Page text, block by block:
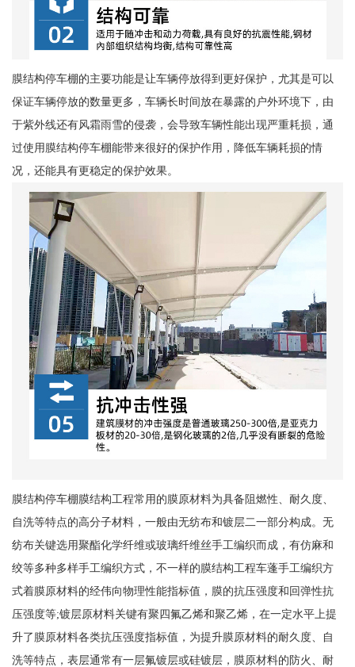
膜结构停车棚的主要功能是让车辆停放得到更好保护，尤其是可以
保证车辆停放的数量更多，车辆长时间放在暴露的户外环境下，由
于紫外线还有风霜雨雪的侵袭，会导致车辆性能出现严重耗损，通
过使用膜结构停车棚能带来很好的保护作用，降低车辆耗损的情
况，还能具有更稳定的保护效果。
膜结构停车棚膜结构工程常用的膜原材料为具备阻燃性、耐久度、
自洗等特点的高分子材料，一般由无纺布和镀层二一部分构成。无
纺布关键选用聚酯化学纤维或玻璃纤维丝手工编织而成，有仿麻和
绞等多种多样手工编织方式，不一样的膜结构工程车蓬手工编织方
式着膜原材料的经伟向物理性能指标值，膜的抗压强度和回弹性抗
压强度等;镀层原材料关键有聚四氟乙烯和聚乙烯，在一定水平上提
升了膜原材料各类抗压强度指标值，为提升膜原材料的耐久度、自
洗等特点，表层通常有一层氟镀层或硅镀层，膜原材料的防火、耐